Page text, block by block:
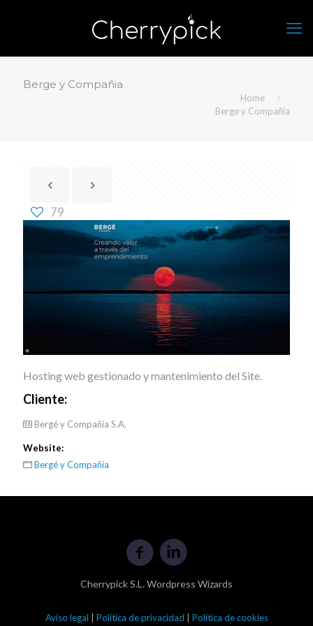
Berge y Compañia
Home
Berge y Compañia
79
Hosting web gestionado y mantenimiento del Site.
Cliente:
Bergé y Compañía S.A.
Website:
Bergé y Compañía
Cherrypick S.L. Wordpress Wizards
Aviso legal Política de privacidad Política de cookies